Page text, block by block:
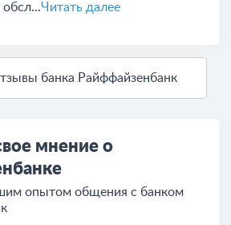
Читать далее
Читать все отзывы банка Райффайзенбанк
мнение о
опытом общения c банком